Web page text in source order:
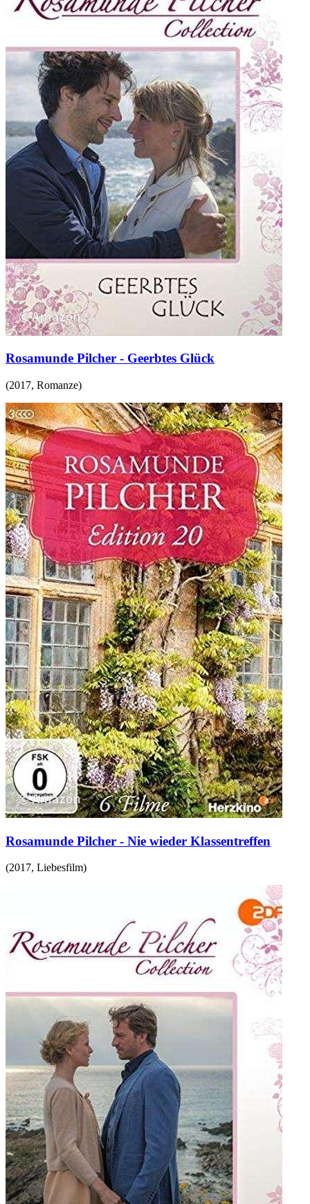
Rosamunde Pilcher - Geerbtes Glück
(2017, Romanze)
Rosamunde Pilcher - Nie wieder Klassentreffen
(2017, Liebesfilm)